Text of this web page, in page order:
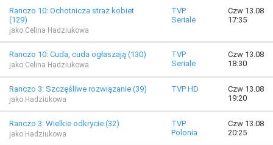
Ranczo 10: Ochotnicza straż kobiet
(129)
jako Celina Hadziukowa
TVP
Seriale
Czw 13.08
17:35
Ranczo 10: Cuda, cuda ogłaszają (130)
jako Celina Hadziukowa
TVP
Seriale
Czw 13.08
18:30
Ranczo 3: Szczęśliwe rozwiązanie (39)
jako Hadziukowa
TVP HD
Czw 13.08
19:20
Ranczo 3: Wielkie odkrycie (32)
jako Hadziukowa
TVP
Polonia
Czw 13.08
20:25